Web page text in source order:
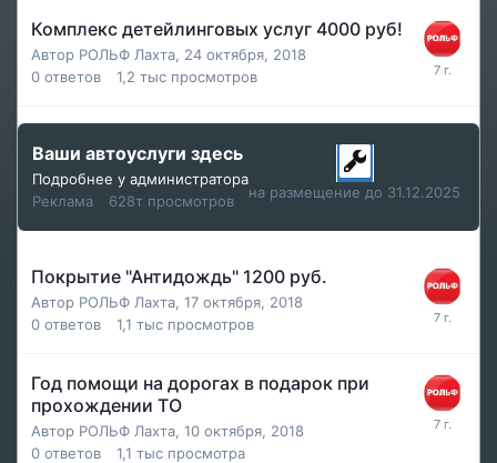
Комплекс детейлинговых услуг 4000 руб!
Автор РОЛЬФ Лахта, 24 октября, 2018
0 ответов 1,2 тыс просмотров
Ваши автоуслуги здесь
Подробнее у администратора
Реклама
628т просмотров на размещение до 31.12.2025
Покрытие "Антидождь" 1200 руб.
Автор РОЛЬФ Лахта, 17 октября, 2018
0 ответов 1,1 тыс просмотров
Год помощи на дорогах в подарок при
прохождении ТО
Автор РОЛЬФ Лахта, 10 октября, 2018
0 ответов 1,1 тыс просмотра